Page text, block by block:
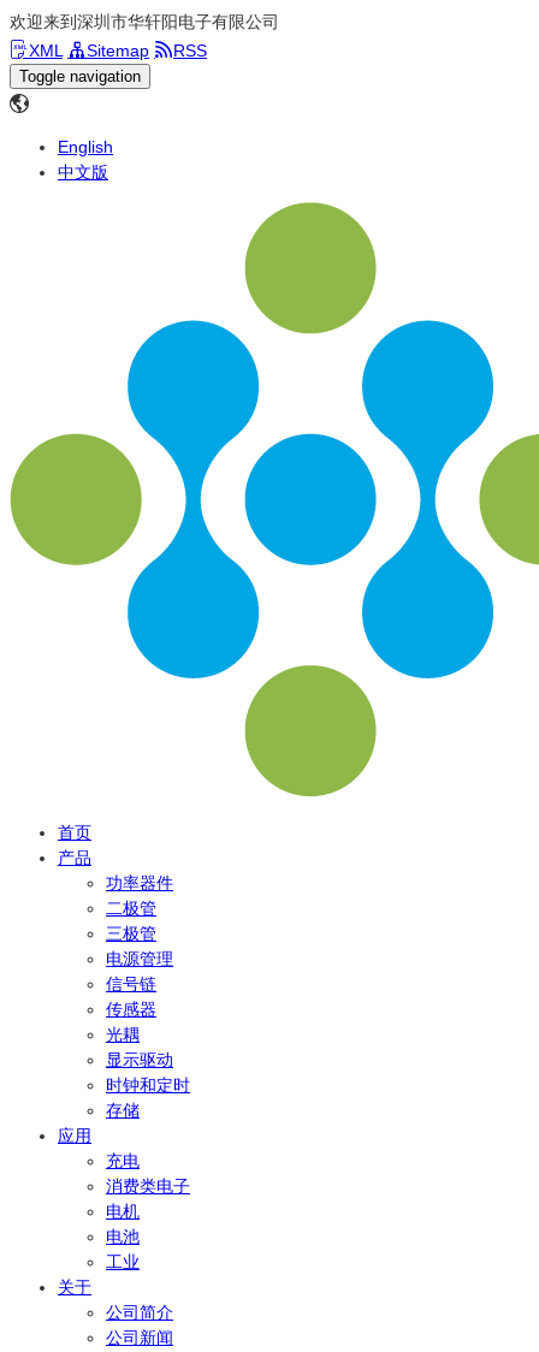
欢迎来到深圳市华轩阳电子有限公司
XML
Sitemap RSS
Toggle navigation
English
中文版
首页
产品
功率器件
二极管
三极管
电源管理
信号链
传感器
光耦
显示驱动
时钟和定时
存储
应用
充电
消费类电子
电机
电池
工业
关于
公司简介
公司新闻